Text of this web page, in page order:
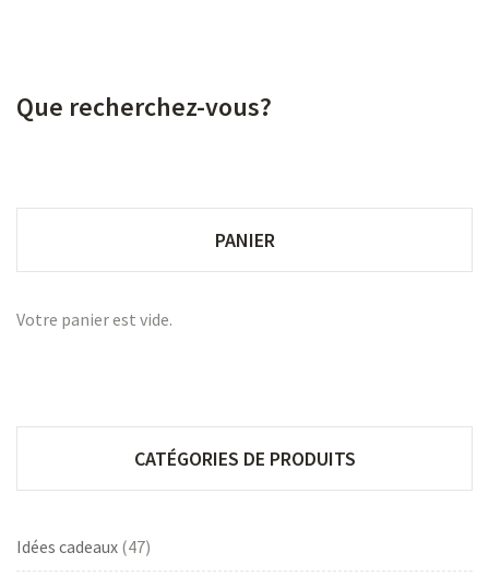
Que recherchez-vous?
PANIER
Votre panier est vide.
CATÉGORIES DE PRODUITS
Idées cadeaux (47)